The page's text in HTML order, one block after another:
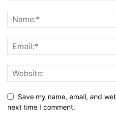
Save my name, email, and
next time I comment.